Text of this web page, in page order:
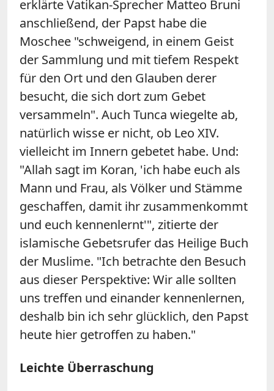
erklärte Vatikan-Sprecher Matteo Bruni
anschließend, der Papst habe die
Moschee "schweigend, in einem Geist
der Sammlung und mit tiefem Respekt
für den Ort und den Glauben derer
besucht, die sich dort zum Gebet
versammeln". Auch Tunca wiegelte ab,
natürlich wisse er nicht, ob Leo XIV.
vielleicht im Innern gebetet habe. Und:
"Allah sagt im Koran, 'ich habe euch als
Mann und Frau, als Völker und Stämme
geschaffen, damit ihr zusammenkommt
und euch kennenlernt'", zitierte der
islamische Gebetsrufer das Heilige Buch
der Muslime. "Ich betrachte den Besuch
aus dieser Perspektive: Wir alle sollten
uns treffen und einander kennenlernen,
deshalb bin ich sehr glücklich, den Papst
heute hier getroffen zu haben."
Leichte Überraschung